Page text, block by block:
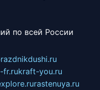
по всей России
fr.rukraft-you.ru
rastenuya.ru